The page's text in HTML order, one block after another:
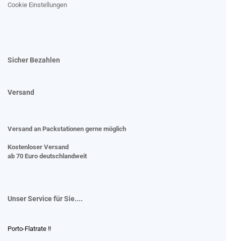
Cookie Einstellungen
Sicher Bezahlen
Versand
Versand an Packstationen gerne möglich
Kostenloser Versand
ab 70 Euro deutschlandweit
Unser Service für Sie....
Porto-Flatrate !!